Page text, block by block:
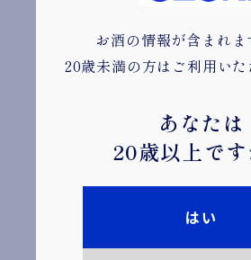
合うバランスに仕上げていま
の安心感とともに、日々の暮
基本情報
お酒の情報が含まれま
20歳未満の方はご利用いた
あなたは
20歳以上です
はい